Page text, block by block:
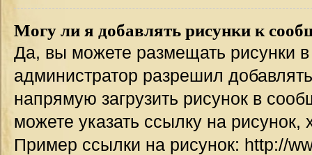
Могу ли я добавлять рисунки к
Да, вы можете размещать рисунки
администратор разрешил
напрямую загрузить рисунок в
можете указать ссылку на
Пример ссылки на рисунок: http://